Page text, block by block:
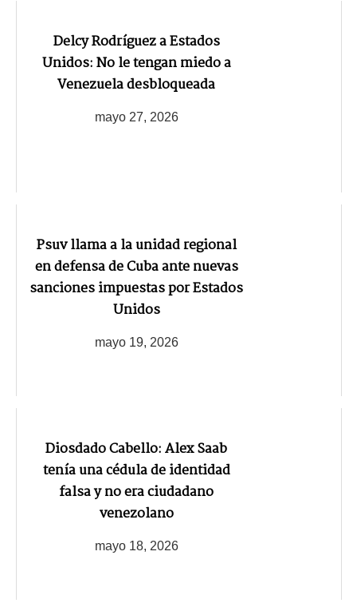
Delcy Rodríguez a Estados
Unidos: No le tengan miedo a
Venezuela desbloqueada
mayo 27, 2026
Psuv llama a la unidad regional
en defensa de Cuba ante nuevas
sanciones impuestas por Estados
Unidos
mayo 19, 2026
Diosdado Cabello: Alex Saab
tenía una cédula de identidad
falsa y no era ciudadano
venezolano
mayo 18, 2026